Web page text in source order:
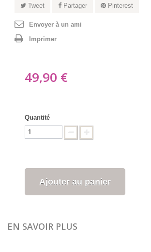
Tweet Partager Pinterest
Envoyer à un ami
Imprimer
49,90 €
Quantité
Ajouter au panier
EN SAVOIR PLUS